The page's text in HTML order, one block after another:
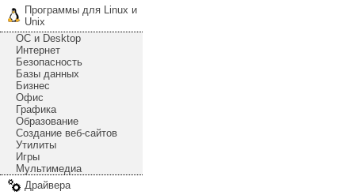
Программы для Linux и
Unix
ОС и Desktop
Интернет
Безопасность
Базы данных
Бизнес
Офис
Графика
Образование
Создание веб-сайтов
Утилиты
Игры
Мультимедиа
Драйвера